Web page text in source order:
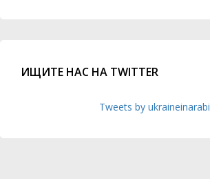
ИЩИТЕ НАС НА TWITTER
Tweets by ukraineinarabi